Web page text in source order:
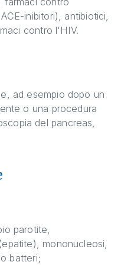
inibitori), antibiotici,
contro l'HIV.
ad esempio dopo un
o una procedura
del pancreas,
parotite,
mononucleosi,
batteri;